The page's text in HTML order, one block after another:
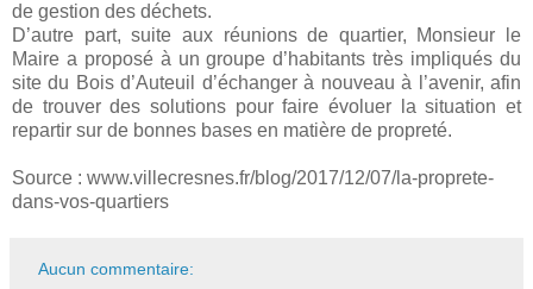
de gestion des déchets.
D’autre part, suite aux réunions de quartier, Monsieur le
Maire a proposé à un groupe d’habitants très impliqués du
site du Bois d’Auteuil d’échanger à nouveau à l’avenir, afin
de trouver des solutions pour faire évoluer la situation et
repartir sur de bonnes bases en matière de propreté.
Source : www.villecresnes.fr/blog/2017/12/07/la-proprete-
dans-vos-quartiers
Aucun commentaire: